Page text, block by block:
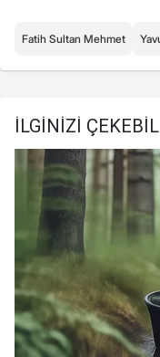
Fatih Sultan Mehmet